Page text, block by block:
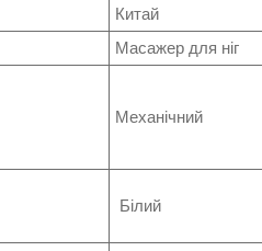
Китай
Масажер для ніг
Механічний
Білий